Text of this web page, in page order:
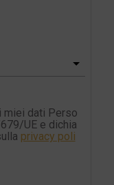
miei dati Perso
UE e dichia
privacy poli